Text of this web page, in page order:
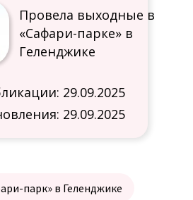
29.09.2025
29.09.2025
Провела выходные в
«Сафари-парке» в
Геленджике
парк» в Геленджике